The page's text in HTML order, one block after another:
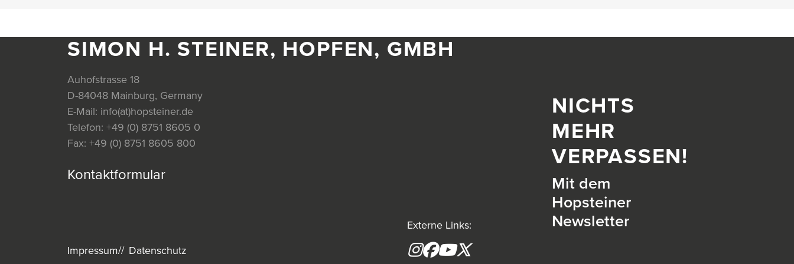
SIMON H. STEINER, HOPFEN, GMBH
Auhofstrasse 18
D-84048 Mainburg, Germany
E-Mail: info(at)hopsteiner.de
Telefon: +49 (0) 8751 8605 0
Fax: +49 (0) 8751 8605 800
Kontaktformular
Externe Links:
Instagram
Facebook
YouTube
Impressum Datenschutz
NICHTS
MEHR
VERPASSEN!
Mit dem
Hopsteiner
Newsletter